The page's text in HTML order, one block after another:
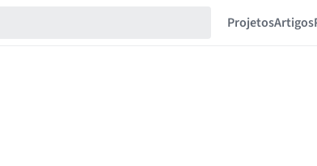
ProjetosArtigos